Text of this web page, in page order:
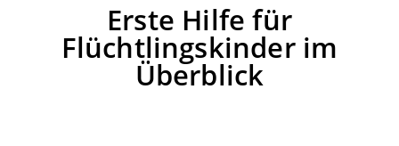
Erste Hilfe für
Flüchtlingskinder im
Überblick